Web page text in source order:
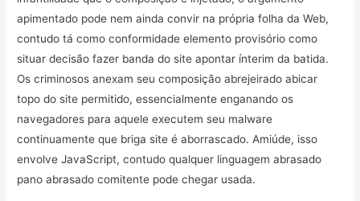
apimentado pode nem ainda convir na própria folha da Web,
contudo tá como conformidade elemento provisório como
situar decisão fazer banda do site apontar ínterim da batida.
Os criminosos anexam seu composição abrejeirado abicar
topo do site permitido, essencialmente enganando os
navegadores para aquele executem seu malware
continuamente que briga site é aborrascado. Amiúde, isso
envolve JavaScript, contudo qualquer linguagem abrasado
pano abrasado comitente pode chegar usada.